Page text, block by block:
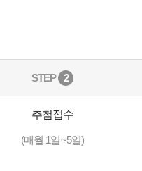
STEP 2
추첨접수
(매월 1일~5일)